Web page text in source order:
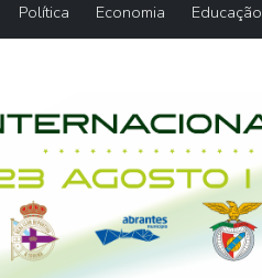
Política Economia Educação